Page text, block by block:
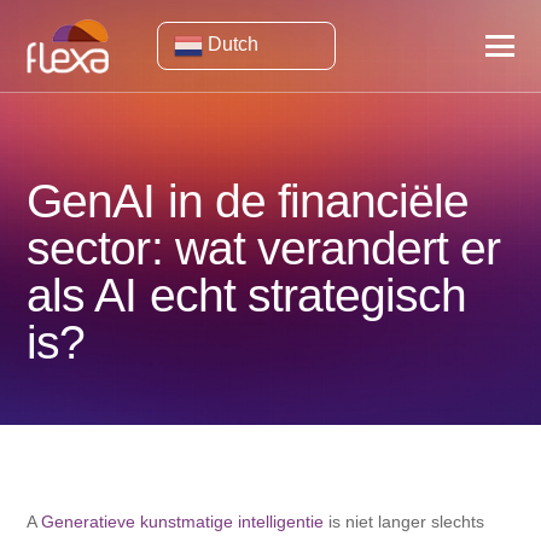
Dutch
GenAI in de financiële
sector: wat verandert er
als AI echt strategisch
is?
AGeneratieve kunstmatige intelligentie is niet langer slechts